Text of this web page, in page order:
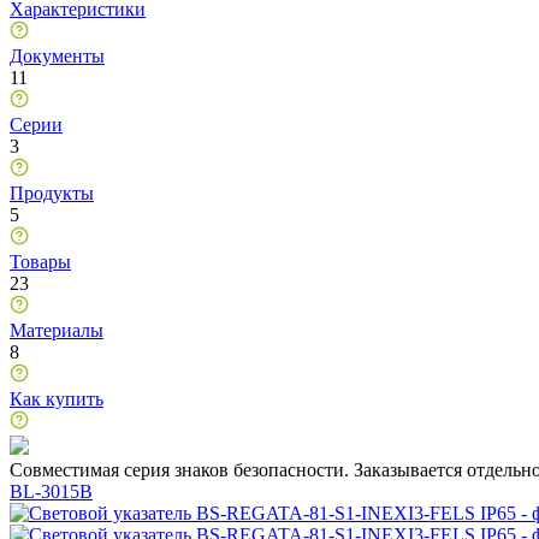
Характеристики
Документы
11
Серии
3
Продукты
5
Товары
23
Материалы
8
Как купить
Совместимая серия знаков безопасности. Заказывается
BL-3015B